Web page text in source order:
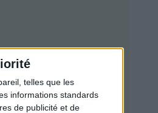
telles que les
informations standards
de publicité et de
Posté le 07-04-2008 à 17:03
Bon appétit !